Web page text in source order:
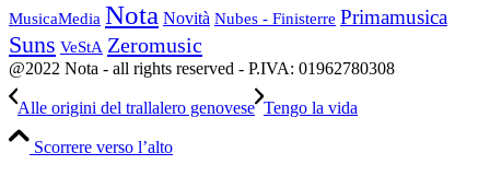
MusicaMedia Nota Novità Nubes - Finisterre Primamusica
Suns VeStA Zeromusic
@2022 Nota - all rights reserved - P.IVA: 01962780308
Alle origini del trallalero genovese Tengo la vida
Scorrere verso l’alto